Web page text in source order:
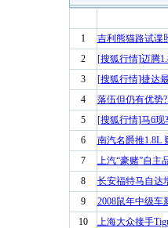
1
吉利熊猫路试谍
2
[搜狐行情]迈腾
3
[搜狐行情]捷达
4
落伍但仍有优势
5
[搜狐行情]马6现
6
南汽名爵推1.8L
7
上汽“豪赌”自主
8
长安福特马自达
9
2008鼠年中级车
10
上海大众接手